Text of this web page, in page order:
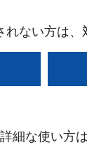
ない方は
細な使い方